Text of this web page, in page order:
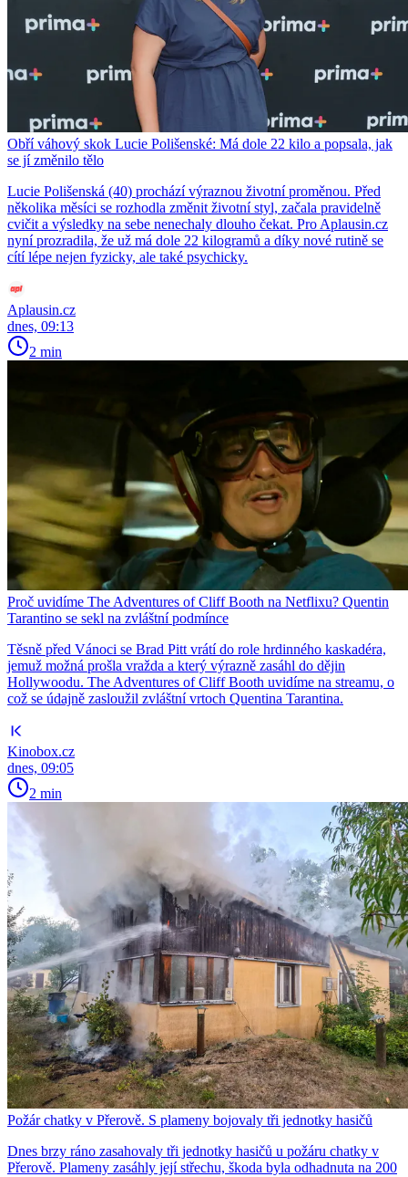
Obří váhový skok Lucie Polišenské: Má dole 22 kilo a popsala, jak
se jí změnilo tělo
Lucie Polišenská (40) prochází výraznou životní proměnou. Před
několika měsíci se rozhodla změnit životní styl, začala pravidelně
cvičit a výsledky na sebe nenechaly dlouho čekat. Pro Aplausin.cz
nyní prozradila, že už má dole 22 kilogramů a díky nové rutině se
cítí lépe nejen fyzicky, ale také psychicky.
Aplausin.cz
dnes, 09:13
2 min
Proč uvidíme The Adventures of Cliff Booth na Netflixu? Quentin
Tarantino se sekl na zvláštní podmínce
Těsně před Vánoci se Brad Pitt vrátí do role hrdinného kaskadéra,
jemuž možná prošla vražda a který výrazně zasáhl do dějin
Hollywoodu. The Adventures of Cliff Booth uvidíme na streamu, o
což se údajně zasloužil zvláštní vrtoch Quentina Tarantina.
Kinobox.cz
dnes, 09:05
2 min
Požár chatky v Přerově. S plameny bojovaly tři jednotky hasičů
Dnes brzy ráno zasahovaly tři jednotky hasičů u požáru chatky v
Přerově. Plameny zasáhly její střechu, škoda byla odhadnuta na 200